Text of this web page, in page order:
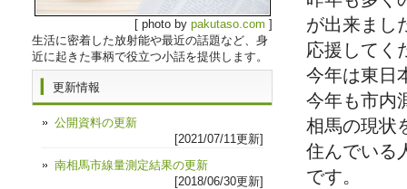
が出来まし
応援してく
今年は東日
今年も市内
相馬の現状
住んでいる
です。
[ photo by pakutaso.com ]
生活に密着した放射能や最近の話題など、身
近に起きた事柄で役立つ小話を提供します。
更新情報
公開資料の更新
[2021/07/11更新]
南相馬市線量測定結果の更新
[2018/06/30更新]